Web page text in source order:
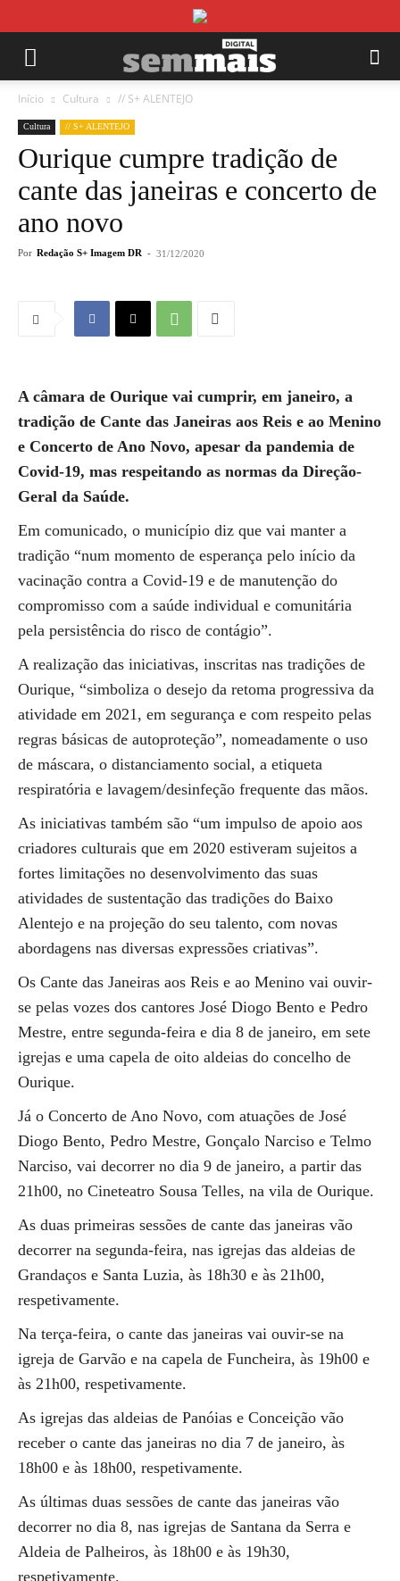
Início Cultura // S+ ALENTEJO
Cultura // S+ ALENTEJO
Ourique cumpre tradição de
cante das janeiras e concerto de
ano novo
Por Redação S+ Imagem DR - 31/12/2020
A câmara de Ourique vai cumprir, em janeiro, a
tradição de Cante das Janeiras aos Reis e ao Menino
e Concerto de Ano Novo, apesar da pandemia de
Covid-19, mas respeitando as normas da Direção-
Geral da Saúde.
Em comunicado, o município diz que vai manter a
tradição “num momento de esperança pelo início da
vacinação contra a Covid-19 e de manutenção do
compromisso com a saúde individual e comunitária
pela persistência do risco de contágio”.
A realização das iniciativas, inscritas nas tradições de
Ourique, “simboliza o desejo da retoma progressiva da
atividade em 2021, em segurança e com respeito pelas
regras básicas de autoproteção”, nomeadamente o uso
de máscara, o distanciamento social, a etiqueta
respiratória e lavagem/desinfeção frequente das mãos.
As iniciativas também são “um impulso de apoio aos
criadores culturais que em 2020 estiveram sujeitos a
fortes limitações no desenvolvimento das suas
atividades de sustentação das tradições do Baixo
Alentejo e na projeção do seu talento, com novas
abordagens nas diversas expressões criativas”.
Os Cante das Janeiras aos Reis e ao Menino vai ouvir-
se pelas vozes dos cantores José Diogo Bento e Pedro
Mestre, entre segunda-feira e dia 8 de janeiro, em sete
igrejas e uma capela de oito aldeias do concelho de
Ourique.
Já o Concerto de Ano Novo, com atuações de José
Diogo Bento, Pedro Mestre, Gonçalo Narciso e Telmo
Narciso, vai decorrer no dia 9 de janeiro, a partir das
21h00, no Cineteatro Sousa Telles, na vila de Ourique.
As duas primeiras sessões de cante das janeiras vão
decorrer na segunda-feira, nas igrejas das aldeias de
Grandaços e Santa Luzia, às 18h30 e às 21h00,
respetivamente.
Na terça-feira, o cante das janeiras vai ouvir-se na
igreja de Garvão e na capela de Funcheira, às 19h00 e
às 21h00, respetivamente.
As igrejas das aldeias de Panóias e Conceição vão
receber o cante das janeiras no dia 7 de janeiro, às
18h00 e às 18h00, respetivamente.
As últimas duas sessões de cante das janeiras vão
decorrer no dia 8, nas igrejas de Santana da Serra e
Aldeia de Palheiros, às 18h00 e às 19h30,
respetivamente.